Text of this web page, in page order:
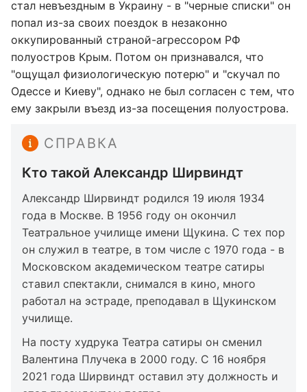
стал невъездным в Украину - в "черные списки" он
попал из-за своих поездок в незаконно
оккупированный страной-агрессором РФ
полуостров Крым. Потом он признавался, что
"ощущал физиологическую потерю" и "скучал по
Одессе и Киеву", однако не был согласен с тем, что
ему закрыли въезд из-за посещения полуострова.
СПРАВКА
Кто такой Александр Ширвиндт
Александр Ширвиндт родился 19 июля 1934
года в Москве. В 1956 году он окончил
Театральное училище имени Щукина. С тех пор
он служил в театре, в том числе с 1970 года - в
Московском академическом театре сатиры
ставил спектакли, снимался в кино, много
работал на эстраде, преподавал в Щукинском
училище.
На посту худрука Театра сатиры он сменил
Валентина Плучека в 2000 году. С 16 ноября
2021 года Ширвиндт оставил эту должность и